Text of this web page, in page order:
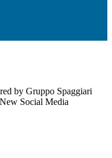
by Gruppo Spaggiari
Social Media